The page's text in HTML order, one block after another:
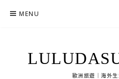
MENU
歐洲旅遊｜海外